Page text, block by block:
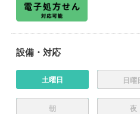
設備・対応
土曜日 日曜
朝 夜